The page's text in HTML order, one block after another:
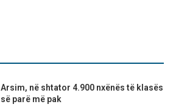
Arsim, në shtator 4.900 nxënës të klasës
së parë më pak